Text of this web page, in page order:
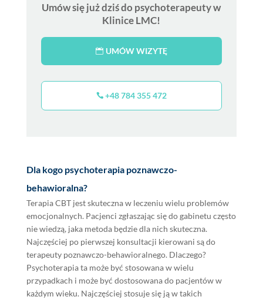
Umów się już dziś do psychoterapeuty w
Klinice LMC!
UMÓW WIZYTĘ
+48 784 355 472
Dla kogo psychoterapia poznawczo-
behawioralna?
Terapia CBT jest skuteczna w leczeniu wielu problemów
emocjonalnych. Pacjenci zgłaszając się do gabinetu często
nie wiedzą, jaka metoda będzie dla nich skuteczna.
Najczęściej po pierwszej konsultacji kierowani są do
terapeuty poznawczo-behawioralnego. Dlaczego?
Psychoterapia ta może być stosowana w wielu
przypadkach i może być dostosowana do pacjentów w
każdym wieku. Najczęściej stosuje się ją w takich